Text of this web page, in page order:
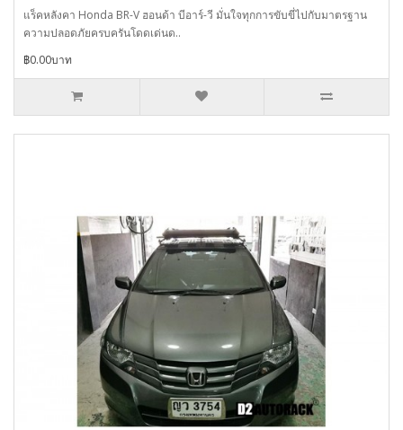
แร็คหลังคา Honda BR-V ฮอนด้า บีอาร์-วี มั่นใจทุกการขับขี่ไปกับมาตรฐาน
ความปลอดภัยครบครันโดดเด่นด..
฿0.00บาท